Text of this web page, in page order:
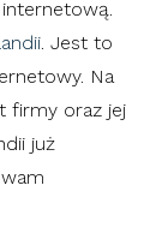
. Jest to
Na
firmy oraz jej
już